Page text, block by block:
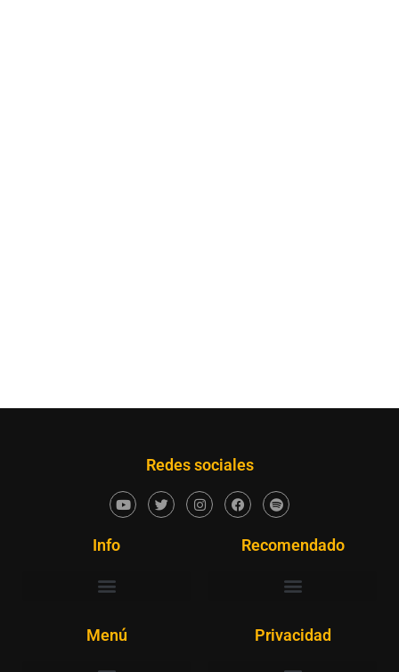
Redes sociales
Info Recomendado
Menú Privacidad